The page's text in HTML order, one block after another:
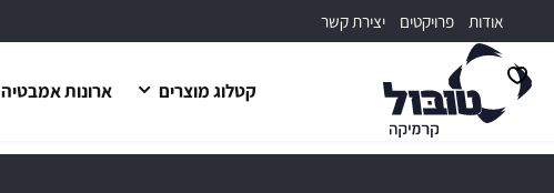
דלג לסרגל הניווט
דלג לתוכןאודות פרויקטים יצירת קשר
קטלוג מוצרים ארונות אמבטיה
פתיחת
מועדפים
למשתמש